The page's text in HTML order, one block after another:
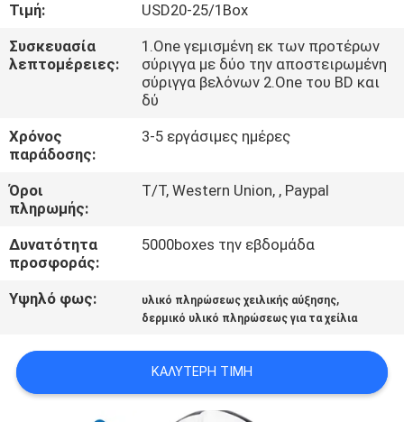
ΕΠΙΚΟΙΝΩΝΉΣΤΕ
ΜΑΖΊ
ΕΙΔΉΣΕΙΣ
ΥΠΟΘΈΣΕΙΣ
ΖΗΤΉΣΤΕ
ΜΙΑ
ΠΡΟΣΦΟΡΆ
SHOPPING
ONLINE
Τιμή:
USD20-25/1Box
Συσκευασία
λεπτομέρειες:
1.One γεμισμένη εκ των προτέρων
σύριγγα με δύο την αποστειρωμένη
σύριγγα βελόνων 2.One του BD και
δύ
Χρόνος
παράδοσης:
3-5 εργάσιμες ημέρες
Όροι
πληρωμής:
T/T, Western Union, , Paypal
Δυνατότητα
προσφοράς:
5000boxes την εβδομάδα
Υψηλό φως: υλικό πληρώσεως χειλικής αύξησης,
δερμικό υλικό πληρώσεως για τα χείλια
ΚΑΛΎΤΕΡΗ ΤΙΜΉ